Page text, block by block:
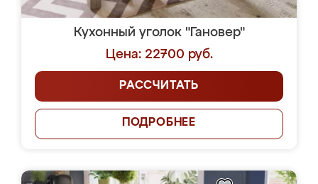
Кухонный уголок "Гановер"
Цена: 22700 руб.
РАССЧИТАТЬ
ПОДРОБНЕЕ